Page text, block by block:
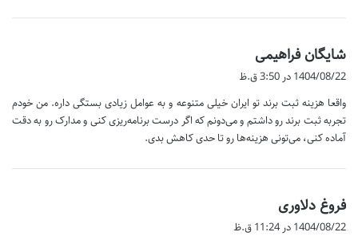
شایگان فراهیمی
ت
:
1404/08/22 در 3:50 ق.ظ
واقعا هزینه ثبت برند تو ایران خیلی متنوعه و به عوامل زیادی بستگی داره. من خودم
تجربه ثبت برند رو داشتم و می‌دونم که اگر درست برنامه‌ریزی کنی و مدارک رو به دقت
آماده کنی، می‌تونی هزینه‌ها رو تا حدی کاهش بدی.
فروغ دلاوری
ف
1404/08/22 در 11:24 ق.ظ